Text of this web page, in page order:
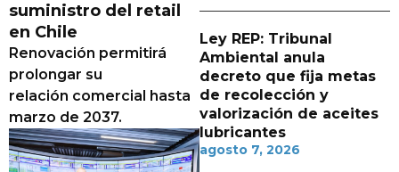
suministro del retail
en Chile
Renovación permitirá
prolongar su
relación comercial hasta
marzo de 2037.
Ley REP: Tribunal
Ambiental anula
decreto que fija metas
de recolección y
valorización de aceites
lubricantes
agosto 7, 2026